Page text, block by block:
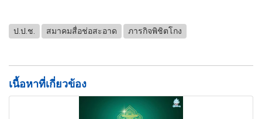
ป.ป.ช. สมาคมสื่อช่อสะอาด ภารกิจพิชิตโกง
เนื้อหาที่เกี่ยวข้อง